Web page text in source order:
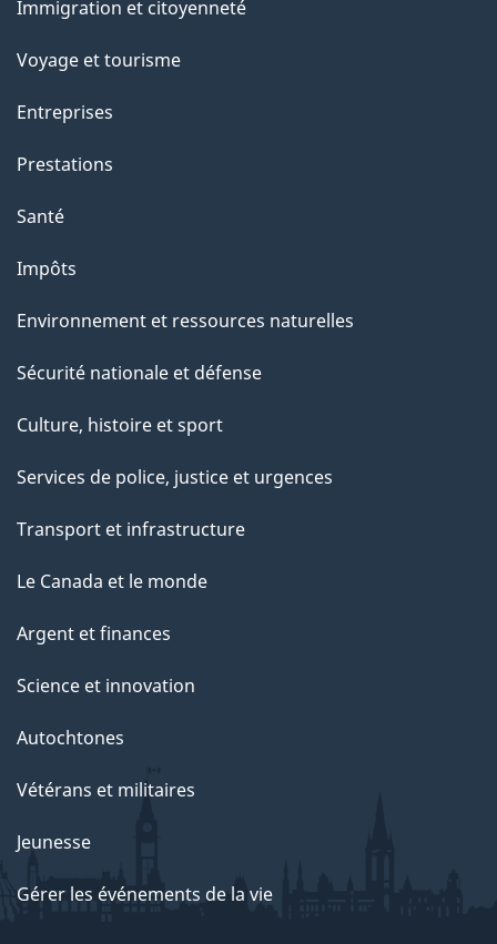
n
u
c
é
a
e
e
x
p
sujets
Immigration et citoyenneté
Voyage et tourisme
Entreprises
Prestations
Santé
Impôts
Environnement et ressources naturelles
Sécurité nationale et défense
Culture, histoire et sport
Services de police, justice et urgences
Transport et infrastructure
Le Canada et le monde
Argent et finances
Science et innovation
Autochtones
Vétérans et militaires
Jeunesse
Gérer les événements de la vie